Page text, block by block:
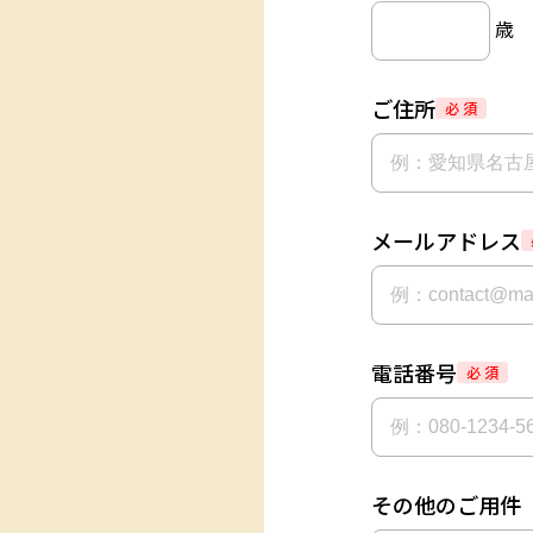
歳
ご住所 必 須
メールアドレス
電話番号 必 須
その他のご用件